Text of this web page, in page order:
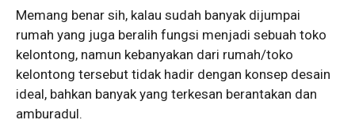
Memang benar sih, kalau sudah banyak dijumpai
rumah yang juga beralih fungsi menjadi sebuah toko
kelontong, namun kebanyakan dari rumah/toko
kelontong tersebut tidak hadir dengan konsep desain
ideal, bahkan banyak yang terkesan berantakan dan
amburadul.